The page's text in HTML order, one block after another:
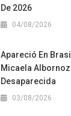
De 2026
04/08/2026
Apareció En
Micaela
Desaparecida
03/08/2026